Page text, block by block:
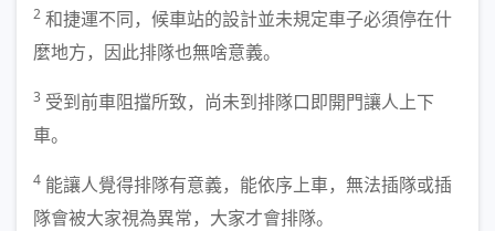
2 和捷運不同，候車站的設計並未規定車子必須停在什
麼地方，因此排隊也無啥意義。
3 受到前車阻擋所致，尚未到排隊口即開門讓人上下
車。
4 能讓人覺得排隊有意義，能依序上車，無法插隊或插
隊會被大家視為異常，大家才會排隊。